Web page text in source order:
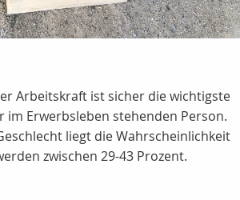
Arbeitskraft ist sicher die wichtigste
im Erwerbsleben stehenden Person.
liegt die Wahrscheinlichkeit
zwischen 29-43 Prozent.